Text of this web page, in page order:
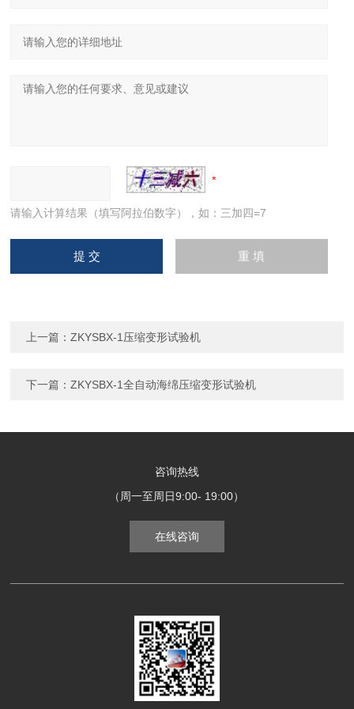
请输入计算结果（填写阿拉伯数字），如：三加四=7
上一篇：ZKYSBX-1压缩变形试验机
下一篇：ZKYSBX-1全自动海绵压缩变形试验机
咨询热线
（周一至周日9:00- 19:00）
在线咨询